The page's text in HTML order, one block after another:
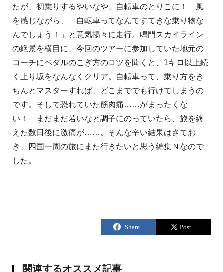
たが、初乗りするやいなや、自転車のとりこに！ 風
を感じながら、「自転車ってなんてすてきな乗り物な
んでしょう！」と意気揚々に走行。鳴門スカイライン
の絶景を横目に、今回のツアーに参加していた地元の
コーチにペダルのこぎ方のコツを聞くと、1キロ以上続
く上り坂をなんなくクリア。自転車って、乗り方をき
ちんとマスターすれば、どこまででも行けてしまうの
です。そして恐れていた筋肉痛……がまったくな
い！ まだまだ若いなと調子にのっていたら、旅を終
えた数日後に激痛が……。そんな辛い結果はさてお
き、四国一周の旅にまた行きたいと思う編集Ｎなので
した。
関連するオススメ記事